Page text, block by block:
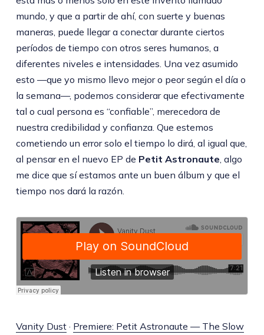
mundo, y que a partir de ahí, con suerte y buenas
maneras, puede llegar a conectar durante ciertos
períodos de tiempo con otros seres humanos, a
diferentes niveles e intensidades. Una vez asumido
esto —que yo mismo llevo mejor o peor según el día o
la semana—, podemos considerar que efectivamente
tal o cual persona es “confiable”, merecedora de
nuestra credibilidad y confianza. Que estemos
cometiendo un error solo el tiempo lo dirá, al igual que,
al pensar en el nuevo EP de Petit Astronaute , algo
me dice que sí estamos ante un buen álbum y que el
tiempo nos dará la razón.
Vanity Dust· Premiere: Petit Astronaute — The Slow